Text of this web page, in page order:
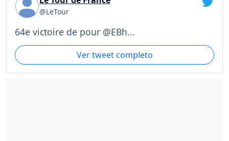
@LeTour
64e victoire de pour @EBh...
Ver tweet completo